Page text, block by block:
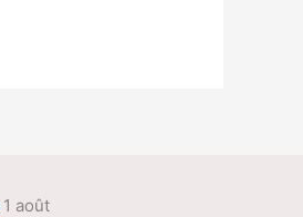
1 août